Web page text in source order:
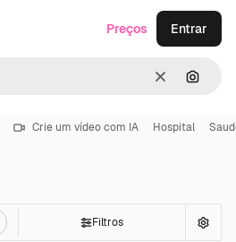
Limpar
Preços Entrar
Crie um vídeo com IA Hospital
Filtros